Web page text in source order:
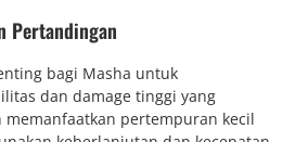
Pertandingan
bagi Masha untuk
dan damage tinggi yang
memanfaatkan pertempuran kecil